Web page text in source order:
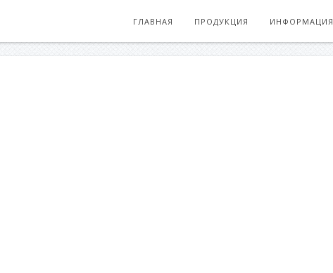
ГЛАВНАЯ ПРОДУКЦИЯ ИНФОРМАЦИЯ